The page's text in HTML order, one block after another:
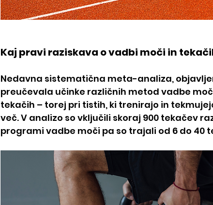
Kaj pravi raziskava o vadbi moči in
Nedavna sistematična meta-analiza,
preučevala učinke različnih metod vadbe
tekačih – torej pri tistih, ki trenirajo in
več. V analizo so vključili skoraj 900 tekačev
programi vadbe moči pa so trajali od 6 do 40